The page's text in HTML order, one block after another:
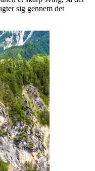
sig gennem det